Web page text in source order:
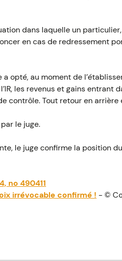
dans laquelle un
en cas de redressement
a opté, au moment de
les revenus et gains entrant
contrôle. Tout retour en
le juge.
le juge confirme la position
no 490411
irrévocable confirmé ! - ©